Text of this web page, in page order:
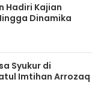
Hadiri Kajian
Dinamika
Syukur di
Imtihan Arrozaq